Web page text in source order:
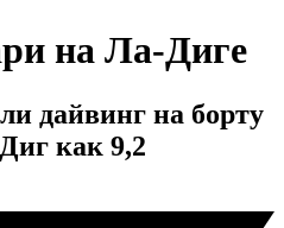
на Ла-Диге
дайвинг на борту
как 9,2